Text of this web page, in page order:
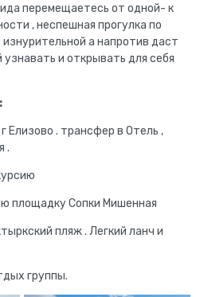
перемещаетесь от одной- к
, неспешная прогулка по
а напротив даст
и открывать для себя
Елизово . трансфер в Отель ,
.
площадку Сопки Мишенная
пляж . Легкий ланч и
группы.